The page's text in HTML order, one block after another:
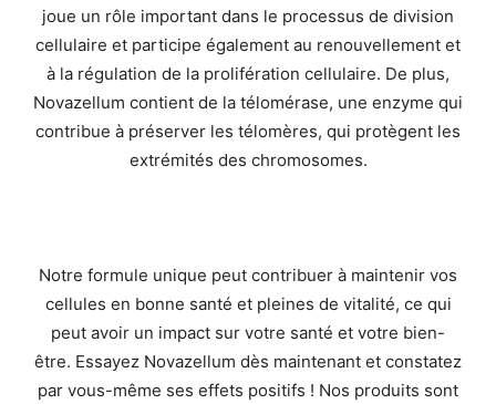
joue un rôle important dans le processus de division
cellulaire et participe également au renouvellement et
à la régulation de la prolifération cellulaire. De plus,
Novazellum contient de la télomérase, une enzyme qui
contribue à préserver les télomères, qui protègent les
extrémités des chromosomes.
Notre formule unique peut contribuer à maintenir vos
cellules en bonne santé et pleines de vitalité, ce qui
peut avoir un impact sur votre santé et votre bien-
être. Essayez Novazellum dès maintenant et constatez
par vous-même ses effets positifs ! Nos produits sont